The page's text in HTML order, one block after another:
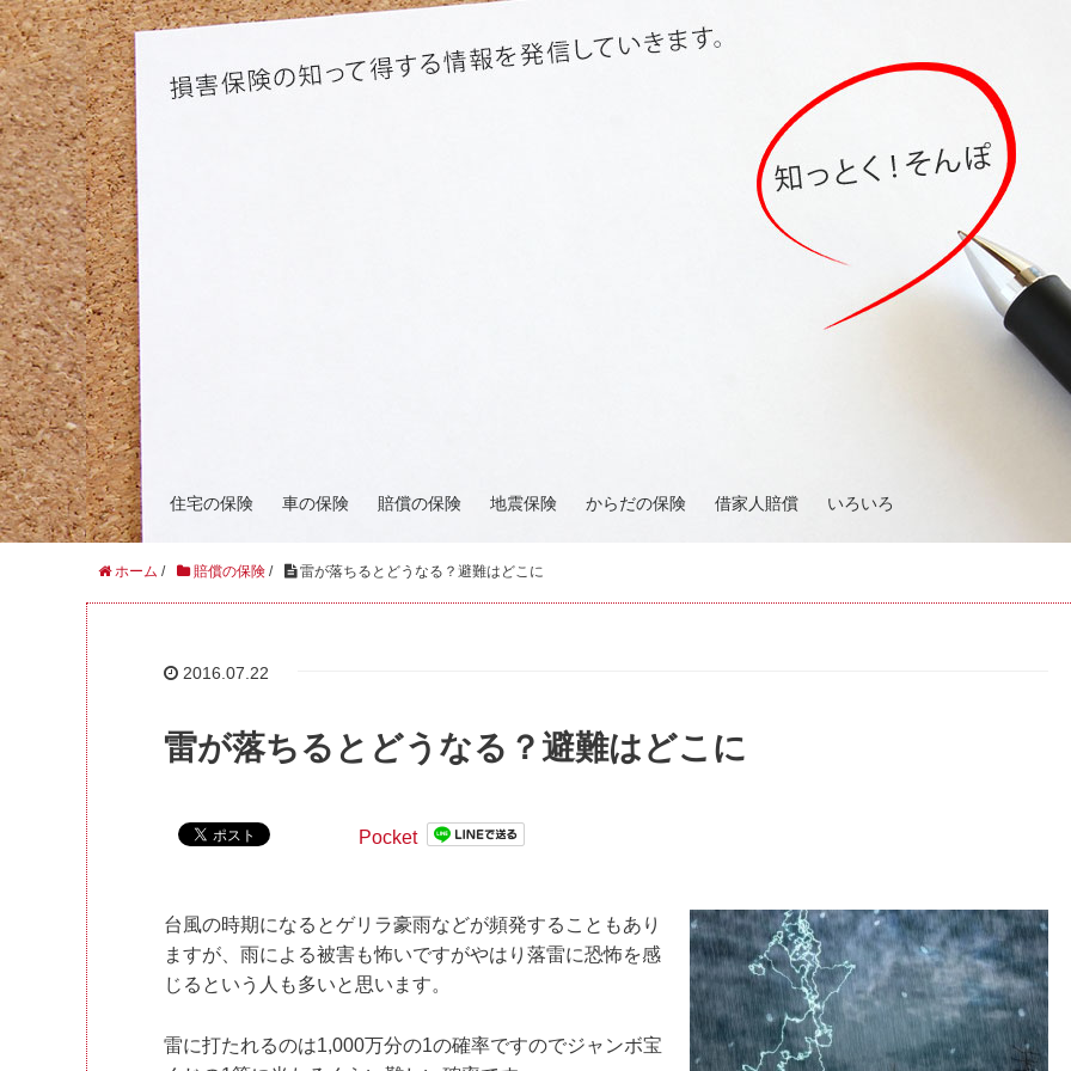
住宅の保険 車の保険 賠償の保険 地震保険 からだの保険 借家人賠償 いろいろ
ホーム / 賠償の保険 / 雷が落ちるとどうなる？避難はどこに
2016.07.22
雷が落ちるとどうなる？避難はどこに
Pocket
台風の時期になるとゲリラ豪雨などが頻発することもあり
ますが、雨による被害も怖いですがやはり落雷に恐怖を感
じるという人も多いと思います。
雷に打たれるのは1,000万分の1の確率ですのでジャンボ宝